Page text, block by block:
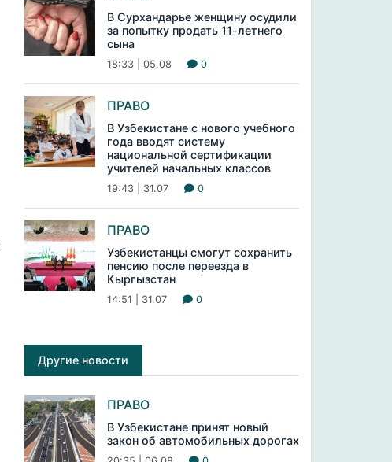
В Сурхандарье женщину осудили
за попытку продать 11-летнего
сына
18:33 | 05.08 0
ПРАВО
В Узбекистане с нового учебного
года вводят систему
национальной сертификации
учителей начальных классов
19:43 | 31.07 0
ПРАВО
Узбекистанцы смогут сохранить
пенсию после переезда в
Кыргызстан
14:51 | 31.07 0
Другие новости
ПРАВО
В Узбекистане принят новый
закон об автомобильных дорогах